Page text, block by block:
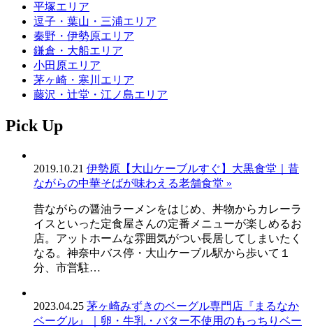
平塚エリア
逗子・葉山・三浦エリア
秦野・伊勢原エリア
鎌倉・大船エリア
小田原エリア
茅ヶ崎・寒川エリア
藤沢・辻堂・江ノ島エリア
Pick Up
2019.10.21 伊勢原【大山ケーブルすぐ】大黒食堂｜昔
ながらの中華そばが味わえる老舗食堂 »
昔ながらの醤油ラーメンをはじめ、丼物からカレーラ
イスといった定食屋さんの定番メニューが楽しめるお
店。アットホームな雰囲気がつい長居してしまいたく
なる。神奈中バス停・大山ケーブル駅から歩いて１
分、市営駐…
2023.04.25 茅ヶ崎みずきのベーグル専門店『まるなか
ベーグル』｜卵・牛乳・バター不使用のもっちりベー